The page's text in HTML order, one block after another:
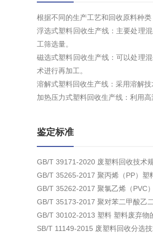
根据不同的生产工艺和回收原料种
浮选式塑料回收生产线：主要处理
工筛选量。
磁选式塑料回收生产线：可以处理
术进行再加工。
溶解式塑料回收生产线：采用溶解
加热压力式塑料回收生产线：利用
鉴定标准
GB/T 39171-2020 废塑料回收技术
GB/T 35265-2017 聚丙烯（PP）塑
GB/T 35262-2017 聚氯乙烯（PVC
GB/T 35173-2017 聚对苯二甲酸乙
GB/T 30102-2013 塑料 塑料废弃物
SB/T 11149-2015 废塑料回收分选